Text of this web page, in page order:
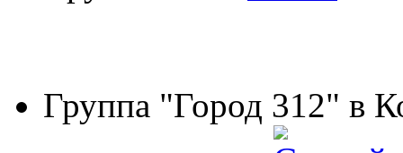
Группа "Город 312" в